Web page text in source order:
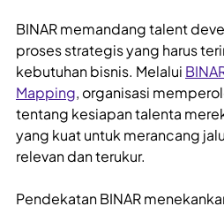
BINAR memandang talent
proses strategis yang harus
kebutuhan bisnis. Melalui
Mapping, organisasi
tentang kesiapan talenta
yang kuat untuk merancang
relevan dan terukur.
Pendekatan BINAR